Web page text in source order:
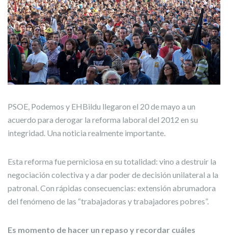
PSOE, Podemos y EHBildu llegaron el 20 de mayo a un
acuerdo para derogar la reforma laboral del 2012 en su
integridad. Una noticia realmente importante.
Esta reforma fue perniciosa en su totalidad: vino a destruir la
negociación colectiva y a dar poder de decisión unilateral a la
patronal. Con rápidas consecuencias: extensión abrumadora
del fenómeno de las “trabajadoras y trabajadores pobres”.
Es momento de hacer un repaso y recordar cuáles